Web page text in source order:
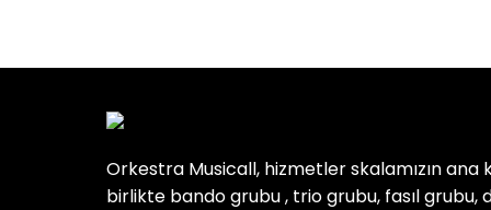
Orkestra Musicall, hizmetler skalamızın
birlikte bando grubu , trio grubu, fasıl grubu,